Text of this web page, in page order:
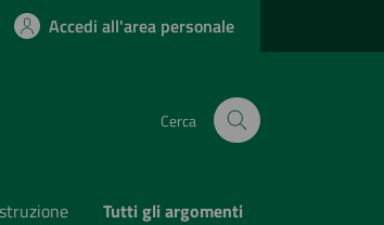
Accedi all'area personale
Cerca
Tutti gli argomenti